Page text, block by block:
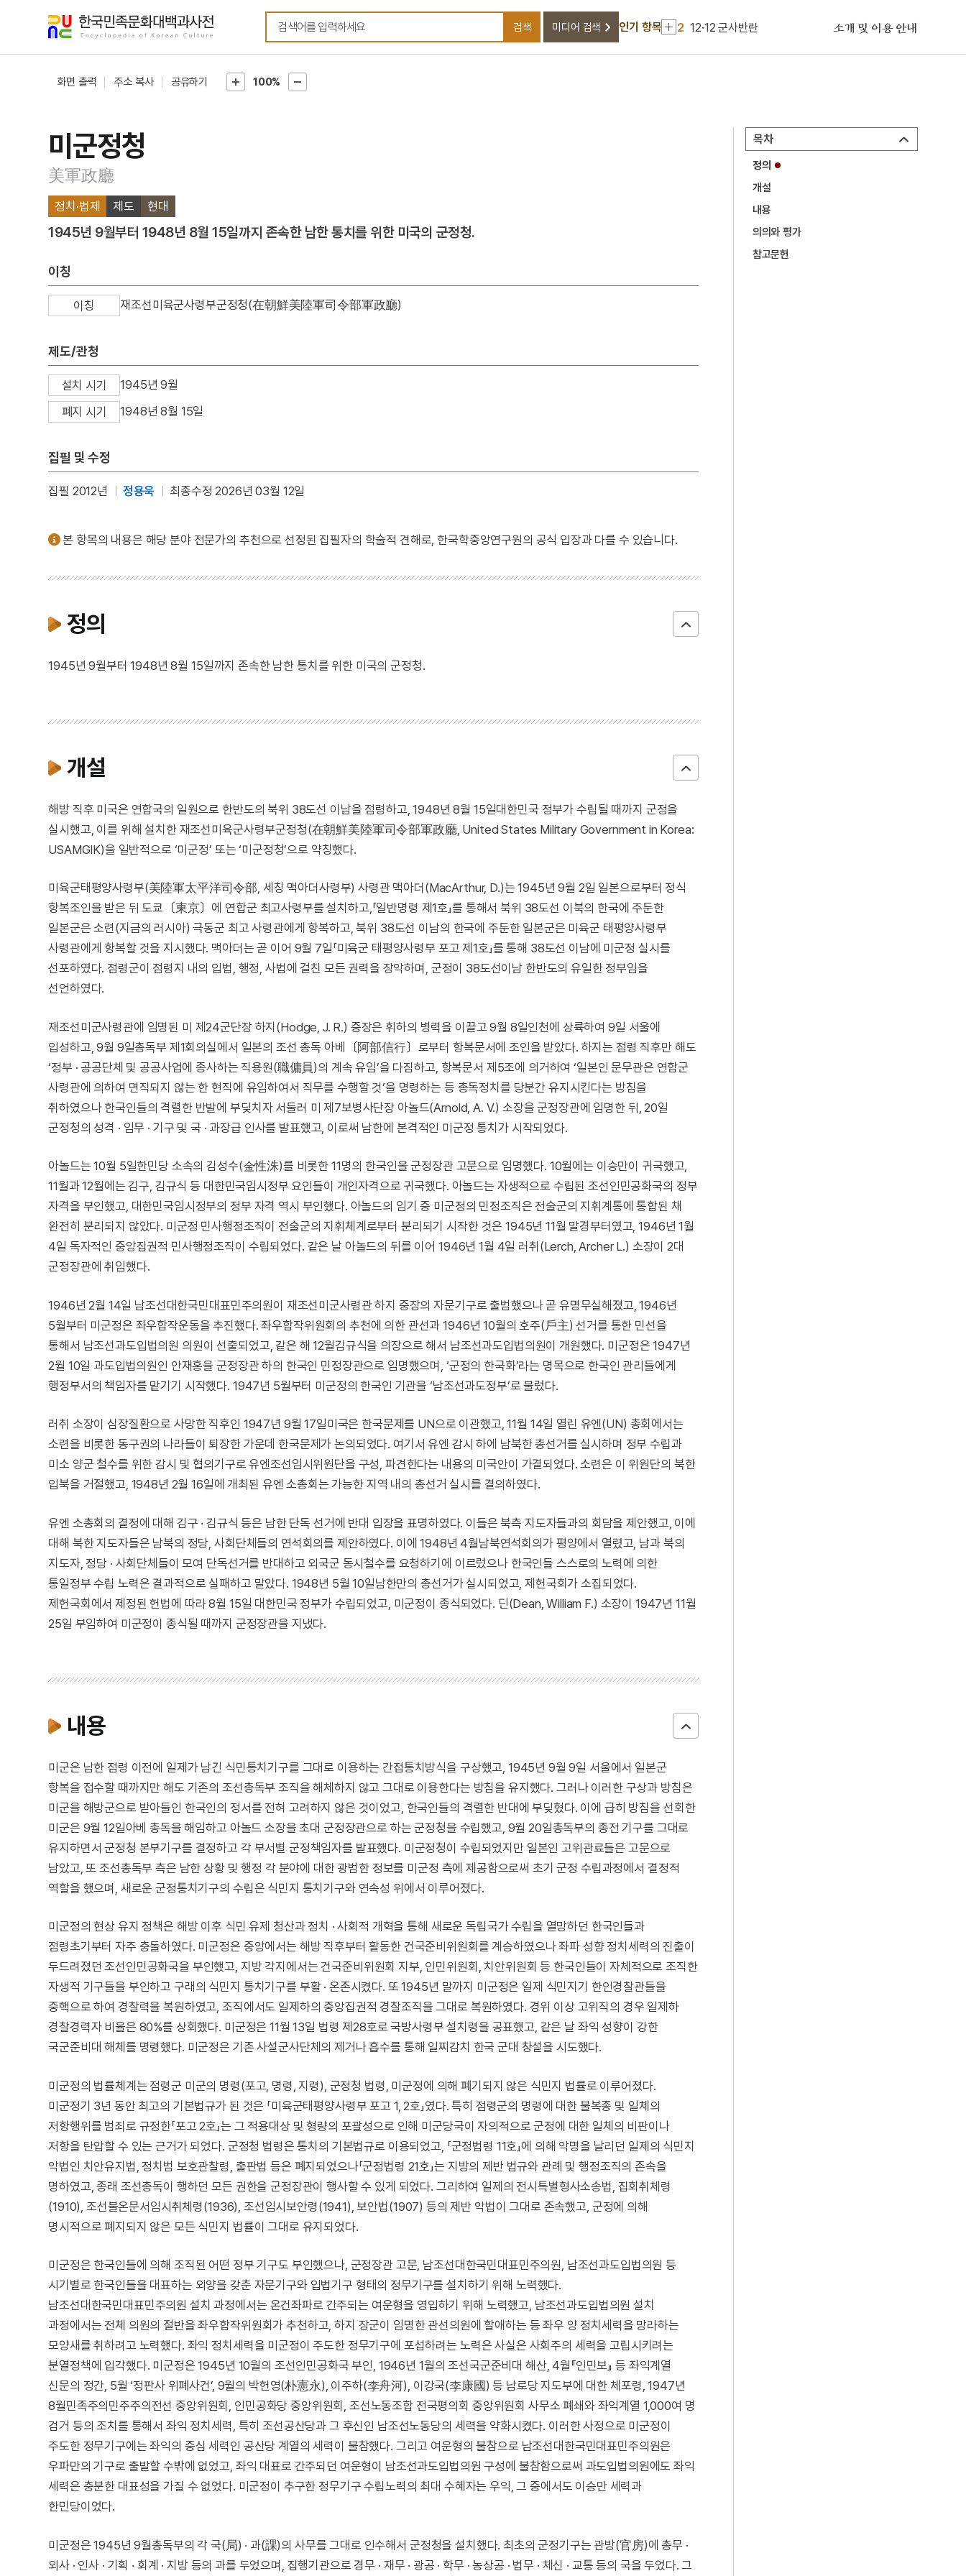
검색어를 입력하세요
검색 미디어 검색 인기 항목
KT＆G노동조합
6 순천 선암사 동종
10 KT＆G노동조합
소개 및 이용 안내
화면 출력 주소 복사 공유하기 100%
목차
정의
개설
내용
의의와 평가
참고문헌
미군정청
美軍政廳
정치·법제 제도 현대
1945년 9월부터 1948년 8월 15일까지 존속한 남한 통치를 위한 미국의 군정청.
이칭
이칭 재조선미육군사령부군정청(在朝鮮美陸軍司令部軍政廳)
제도/관청
설치 시기
1945년 9월
폐지 시기
1948년 8월 15일
집필 및 수정
집필 2012년 정용욱 최종수정 2026년 03월 12일
본 항목의 내용은 해당 분야 전문가의 추천으로 선정된 집필자의 학술적 견해로, 한국학중앙연구원의 공식 입장과 다를 수 있습니다.
정의
1945년 9월부터 1948년 8월 15일까지 존속한 남한 통치를 위한 미국의 군정청.
개설
해방 직후 미국은 연합국의 일원으로 한반도의 북위 38도선 이남을 점령하고, 1948년 8월 15일대한민국 정부가 수립될 때까지 군정을
실시했고, 이를 위해 설치한 재조선미육군사령부군정청(在朝鮮美陸軍司令部軍政廳, United States Military Government in Korea:
USAMGIK)을 일반적으로 ‘미군정’ 또는 ‘미군정청’으로 약칭했다.
미육군태평양사령부(美陸軍太平洋司令部, 세칭 맥아더사령부) 사령관 맥아더(MacArthur, D.)는 1945년 9월 2일 일본으로부터 정식
항복조인을 받은 뒤 도쿄〔東京〕에 연합군 최고사령부를 설치하고,「일반명령 제1호」를 통해서 북위 38도선 이북의 한국에 주둔한
일본군은 소련(지금의 러시아) 극동군 최고 사령관에게 항복하고, 북위 38도선 이남의 한국에 주둔한 일본군은 미육군 태평양사령부
사령관에게 항복할 것을 지시했다. 맥아더는 곧 이어 9월 7일「미육군 태평양사령부 포고 제1호」를 통해 38도선 이남에 미군정 실시를
선포하였다. 점령군이 점령지 내의 입법, 행정, 사법에 걸친 모든 권력을 장악하며, 군정이 38도선이남 한반도의 유일한 정부임을
선언하였다.
재조선미군사령관에 임명된 미 제24군단장 하지(Hodge, J. R.) 중장은 휘하의 병력을 이끌고 9월 8일인천에 상륙하여 9일 서울에
입성하고, 9월 9일총독부 제1회의실에서 일본의 조선 총독 아베〔阿部信行〕로부터 항복문서에 조인을 받았다. 하지는 점령 직후만 해도
‘정부 · 공공단체 및 공공사업에 종사하는 직용원(職傭員)의 계속 유임’을 다짐하고, 항복문서 제5조에 의거하여 ‘일본인 문무관은 연합군
사령관에 의하여 면직되지 않는 한 현직에 유임하여서 직무를 수행할 것’을 명령하는 등 총독정치를 당분간 유지시킨다는 방침을
취하였으나 한국인들의 격렬한 반발에 부딪치자 서둘러 미 제7보병사단장 아놀드(Arnold, A. V.) 소장을 군정장관에 임명한 뒤, 20일
군정청의 성격 · 임무 · 기구 및 국 · 과장급 인사를 발표했고, 이로써 남한에 본격적인 미군정 통치가 시작되었다.
아놀드는 10월 5일한민당 소속의 김성수(金性洙)를 비롯한 11명의 한국인을 군정장관 고문으로 임명했다. 10월에는 이승만이 귀국했고,
11월과 12월에는 김구, 김규식 등 대한민국임시정부 요인들이 개인자격으로 귀국했다. 아놀드는 자생적으로 수립된 조선인민공화국의 정부
자격을 부인했고, 대한민국임시정부의 정부 자격 역시 부인했다. 아놀드의 임기 중 미군정의 민정조직은 전술군의 지휘계통에 통합된 채
완전히 분리되지 않았다. 미군정 민사행정조직이 전술군의 지휘체계로부터 분리되기 시작한 것은 1945년 11월 말경부터였고, 1946년 1월
4일 독자적인 중앙집권적 민사행정조직이 수립되었다. 같은 날 아놀드의 뒤를 이어 1946년 1월 4일 러취(Lerch, Archer L.) 소장이 2대
군정장관에 취임했다.
1946년 2월 14일 남조선대한국민대표민주의원이 재조선미군사령관 하지 중장의 자문기구로 출범했으나 곧 유명무실해졌고, 1946년
5월부터 미군정은 좌우합작운동을 추진했다. 좌우합작위원회의 추천에 의한 관선과 1946년 10월의 호주(戶主) 선거를 통한 민선을
통해서 남조선과도입법의원 의원이 선출되었고, 같은 해 12월김규식을 의장으로 해서 남조선과도입법의원이 개원했다. 미군정은 1947년
2월 10일 과도입법의원인 안재홍을 군정장관 하의 한국인 민정장관으로 임명했으며, ‘군정의 한국화’라는 명목으로 한국인 관리들에게
행정부서의 책임자를 맡기기 시작했다. 1947년 5월부터 미군정의 한국인 기관을 ‘남조선과도정부’로 불렀다.
러취 소장이 심장질환으로 사망한 직후인 1947년 9월 17일미국은 한국문제를 UN으로 이관했고, 11월 14일 열린 유엔(UN) 총회에서는
소련을 비롯한 동구권의 나라들이 퇴장한 가운데 한국문제가 논의되었다. 여기서 유엔 감시 하에 남북한 총선거를 실시하며 정부 수립과
미소 양군 철수를 위한 감시 및 협의기구로 유엔조선임시위원단을 구성, 파견한다는 내용의 미국안이 가결되었다. 소련은 이 위원단의 북한
입북을 거절했고, 1948년 2월 16일에 개최된 유엔 소총회는 가능한 지역 내의 총선거 실시를 결의하였다.
유엔 소총회의 결정에 대해 김구 · 김규식 등은 남한 단독 선거에 반대 입장을 표명하였다. 이들은 북측 지도자들과의 회담을 제안했고, 이에
대해 북한 지도자들은 남북의 정당, 사회단체들의 연석회의를 제안하였다. 이에 1948년 4월남북연석회의가 평양에서 열렸고, 남과 북의
지도자, 정당 · 사회단체들이 모여 단독선거를 반대하고 외국군 동시철수를 요청하기에 이르렀으나 한국인들 스스로의 노력에 의한
통일정부 수립 노력은 결과적으로 실패하고 말았다. 1948년 5월 10일남한만의 총선거가 실시되었고, 제헌국회가 소집되었다.
제헌국회에서 제정된 헌법에 따라 8월 15일 대한민국 정부가 수립되었고, 미군정이 종식되었다. 딘(Dean, William F.) 소장이 1947년 11월
25일 부임하여 미군정이 종식될 때까지 군정장관을 지냈다.
내용
미군은 남한 점령 이전에 일제가 남긴 식민통치기구를 그대로 이용하는 간접통치방식을 구상했고, 1945년 9월 9일 서울에서 일본군
항복을 접수할 때까지만 해도 기존의 조선총독부 조직을 해체하지 않고 그대로 이용한다는 방침을 유지했다. 그러나 이러한 구상과 방침은
미군을 해방군으로 받아들인 한국인의 정서를 전혀 고려하지 않은 것이었고, 한국인들의 격렬한 반대에 부딪혔다. 이에 급히 방침을 선회한
미군은 9월 12일아베 총독을 해임하고 아놀드 소장을 초대 군정장관으로 하는 군정청을 수립했고, 9월 20일총독부의 종전 기구를 그대로
유지하면서 군정청 본부기구를 결정하고 각 부서별 군정책임자를 발표했다. 미군정청이 수립되었지만 일본인 고위관료들은 고문으로
남았고, 또 조선총독부 측은 남한 상황 및 행정 각 분야에 대한 광범한 정보를 미군정 측에 제공함으로써 초기 군정 수립과정에서 결정적
역할을 했으며, 새로운 군정통치기구의 수립은 식민지 통치기구와 연속성 위에서 이루어졌다.
미군정의 현상 유지 정책은 해방 이후 식민 유제 청산과 정치 · 사회적 개혁을 통해 새로운 독립국가 수립을 열망하던 한국인들과
점령초기부터 자주 충돌하였다. 미군정은 중앙에서는 해방 직후부터 활동한 건국준비위원회를 계승하였으나 좌파 성향 정치세력의 진출이
두드려졌던 조선인민공화국을 부인했고, 지방 각지에서는 건국준비위원회 지부, 인민위원회, 치안위원회 등 한국인들이 자체적으로 조직한
자생적 기구들을 부인하고 구래의 식민지 통치기구를 부활 · 온존시켰다. 또 1945년 말까지 미군정은 일제 식민지기 한인경찰관들을
중핵으로 하여 경찰력을 복원하였고, 조직에서도 일제하의 중앙집권적 경찰조직을 그대로 복원하였다. 경위 이상 고위직의 경우 일제하
경찰경력자 비율은 80%를 상회했다. 미군정은 11월 13일 법령 제28호로 국방사령부 설치령을 공표했고, 같은 날 좌익 성향이 강한
국군준비대 해체를 명령했다. 미군정은 기존 사설군사단체의 제거나 흡수를 통해 일찌감치 한국 군대 창설을 시도했다.
미군정의 법률체계는 점령군 미군의 명령(포고, 명령, 지령), 군정청 법령, 미군정에 의해 폐기되지 않은 식민지 법률로 이루어졌다.
미군정기 3년 동안 최고의 기본법규가 된 것은 「미육군태평양사령부 포고 1, 2호」였다. 특히 점령군의 명령에 대한 불복종 및 일체의
저항행위를 범죄로 규정한「포고 2호」는 그 적용대상 및 형량의 포괄성으로 인해 미군당국이 자의적으로 군정에 대한 일체의 비판이나
저항을 탄압할 수 있는 근거가 되었다. 군정청 법령은 통치의 기본법규로 이용되었고, 「군정법령 11호」에 의해 악명을 날리던 일제의 식민지
악법인 치안유지법, 정치범 보호관찰령, 출판법 등은 폐지되었으나「군정법령 21호」는 지방의 제반 법규와 관례 및 행정조직의 존속을
명하였고, 종래 조선총독이 행하던 모든 권한을 군정장관이 행사할 수 있게 되었다. 그리하여 일제의 전시특별형사소송법, 집회취체령
(1910), 조선불온문서임시취체령(1936), 조선임시보안령(1941), 보안법(1907) 등의 제반 악법이 그대로 존속했고, 군정에 의해
명시적으로 폐지되지 않은 모든 식민지 법률이 그대로 유지되었다.
미군정은 한국인들에 의해 조직된 어떤 정부 기구도 부인했으나, 군정장관 고문, 남조선대한국민대표민주의원, 남조선과도입법의원 등
시기별로 한국인들을 대표하는 외양을 갖춘 자문기구와 입법기구 형태의 정무기구를 설치하기 위해 노력했다.
남조선대한국민대표민주의원 설치 과정에서는 온건좌파로 간주되는 여운형을 영입하기 위해 노력했고, 남조선과도입법의원 설치
과정에서는 전체 의원의 절반을 좌우합작위원회가 추천하고, 하지 장군이 임명한 관선의원에 할애하는 등 좌우 양 정치세력을 망라하는
모양새를 취하려고 노력했다. 좌익 정치세력을 미군정이 주도한 정무기구에 포섭하려는 노력은 사실은 사회주의 세력을 고립시키려는
분열정책에 입각했다. 미군정은 1945년 10월의 조선인민공화국 부인, 1946년 1월의 조선국군준비대 해산, 4월『인민보』 등 좌익계열
신문의 정간, 5월 ‘정판사 위폐사건’, 9월의 박헌영(朴憲永), 이주하(李舟河), 이강국(李康國) 등 남로당 지도부에 대한 체포령, 1947년
8월민족주의민주주의전선 중앙위원회, 인민공화당 중앙위원회, 조선노동조합 전국평의회 중앙위원회 사무소 폐쇄와 좌익계열 1,000여 명
검거 등의 조치를 통해서 좌익 정치세력, 특히 조선공산당과 그 후신인 남조선노동당의 세력을 약화시켰다. 이러한 사정으로 미군정이
주도한 정무기구에는 좌익의 중심 세력인 공산당 계열의 세력이 불참했다. 그리고 여운형의 불참으로 남조선대한국민대표민주의원은
우파만의 기구로 출발할 수밖에 없었고, 좌익 대표로 간주되던 여운형이 남조선과도입법의원 구성에 불참함으로써 과도입법의원에도 좌익
세력은 충분한 대표성을 가질 수 없었다. 미군정이 추구한 정무기구 수립노력의 최대 수혜자는 우익, 그 중에서도 이승만 세력과
한민당이었다.
미군정은 1945년 9월총독부의 각 국(局) · 과(課)의 사무를 그대로 인수해서 군정청을 설치했다. 최초의 군정기구는 관방(官房)에 총무 ·
외사 · 인사 · 기획 · 회계 · 지방 등의 과를 두었으며, 집행기관으로 경무 · 재무 · 광공 · 학무 · 농상공 · 법무 · 체신 · 교통 등의 국을 두었다. 그